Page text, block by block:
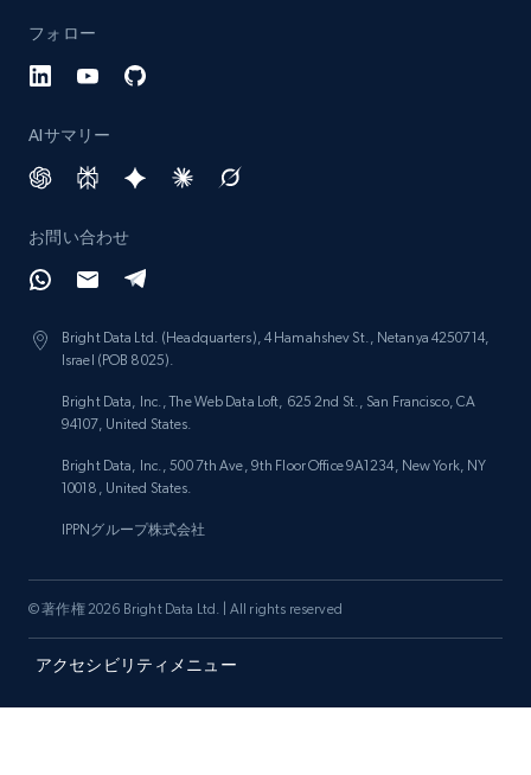
フォロー
AIサマリー
お問い合わせ
Bright Data Ltd. (Headquarters), 4 Hamahshev St., Netanya 4250714,
Israel (POB 8025).
Bright Data, Inc., The Web Data Loft, 625 2nd St., San Francisco, CA
94107, United States.
Bright Data, Inc., 500 7th Ave, 9th Floor Office 9A1234, New York, NY
10018, United States.
IPPNグループ株式会社
アクセシビリティメニュー
© 著作権 2026 Bright Data Ltd. | All rights reserved